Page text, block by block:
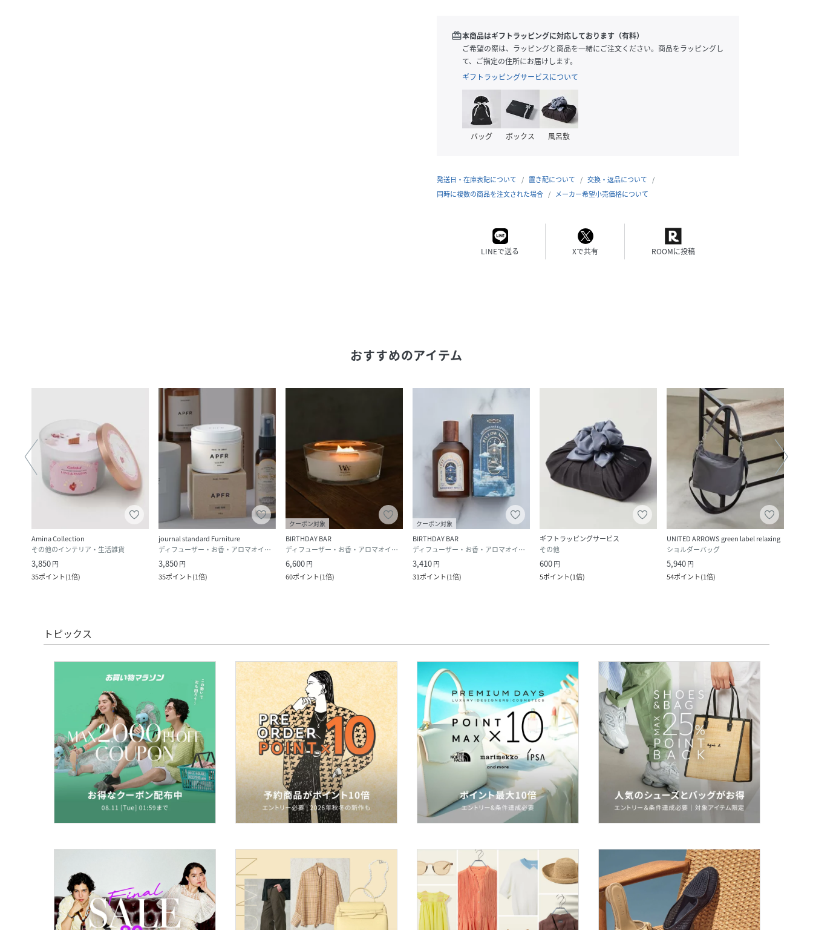
redeem本商品はギフトラッピングに対応しております（有料）
ご希望の際は、ラッピングと商品を一緒にご注文ください。商品をラッピングし
て、ご指定の住所にお届けします。
ギフトラッピングサービスについて
バッグ ボックス 風呂敷
発送日・在庫表記について 置き配について
交換・返品について
同時に複数の商品を注文された場合
メーカー希望小売価格について
LINEで送る Xで共有 ROOMに投稿
おすすめのアイテム
Amina Collection
その他のインテリア・生活雑貨
3,850円
35ポイント(1倍)
journal standard Furniture
ディフューザー・お香・アロマオイル・キャンドル
3,850円
35ポイント(1倍)
クーポン対象
BIRTHDAY BAR
ディフューザー・お香・アロマオイル・キャンドル
6,600円
60ポイント(1倍)
クーポン対象
BIRTHDAY BAR
ディフューザー・お香・アロマオイル・キャンドル
3,410円
31ポイント(1倍)
ギフトラッピングサービス
その他
600円
5ポイント(1倍)
UNITED ARROWS green label relaxing
ショルダーバッグ
5,940円
54ポイント(1倍)
トピックス